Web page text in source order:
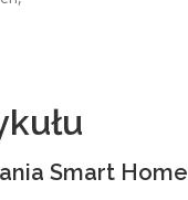
Smart Home